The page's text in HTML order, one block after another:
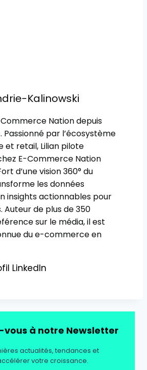
Kalinowski
Nation depuis
Passionné par l’écosystème
retail, Lilian pilote
E-Commerce Nation
d’une vision 360° du
les données
insights actionnables pour
Auteur de plus de 350
sur le média, il est
du e-commerce en
LinkedIn
vous à notre Newsletter
actualités, tendances et
votre croissance.